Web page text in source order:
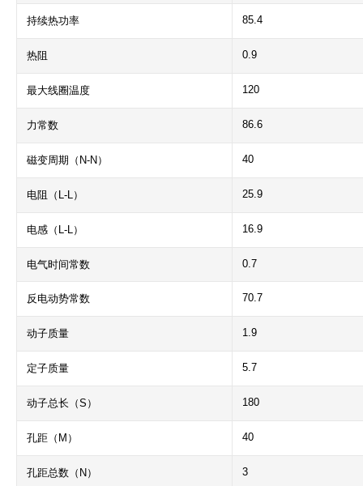
持续热功率 85.4
热阻 0.9
最大线圈温度 120
力常数 86.6
磁变周期（N-N） 40
电阻（L-L） 25.9
电感（L-L） 16.9
电气时间常数 0.7
反电动势常数 70.7
动子质量 1.9
定子质量 5.7
动子总长（S） 180
孔距（M） 40
孔距总数（N） 3